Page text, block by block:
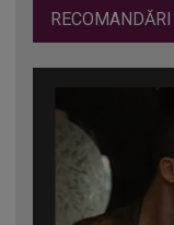
RECOMANDĂRI